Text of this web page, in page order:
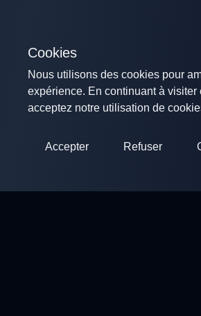
Cookies
Nous utilisons des cookies pour
expérience. En continuant à visiter
acceptez notre utilisation de
Accepter Refuser